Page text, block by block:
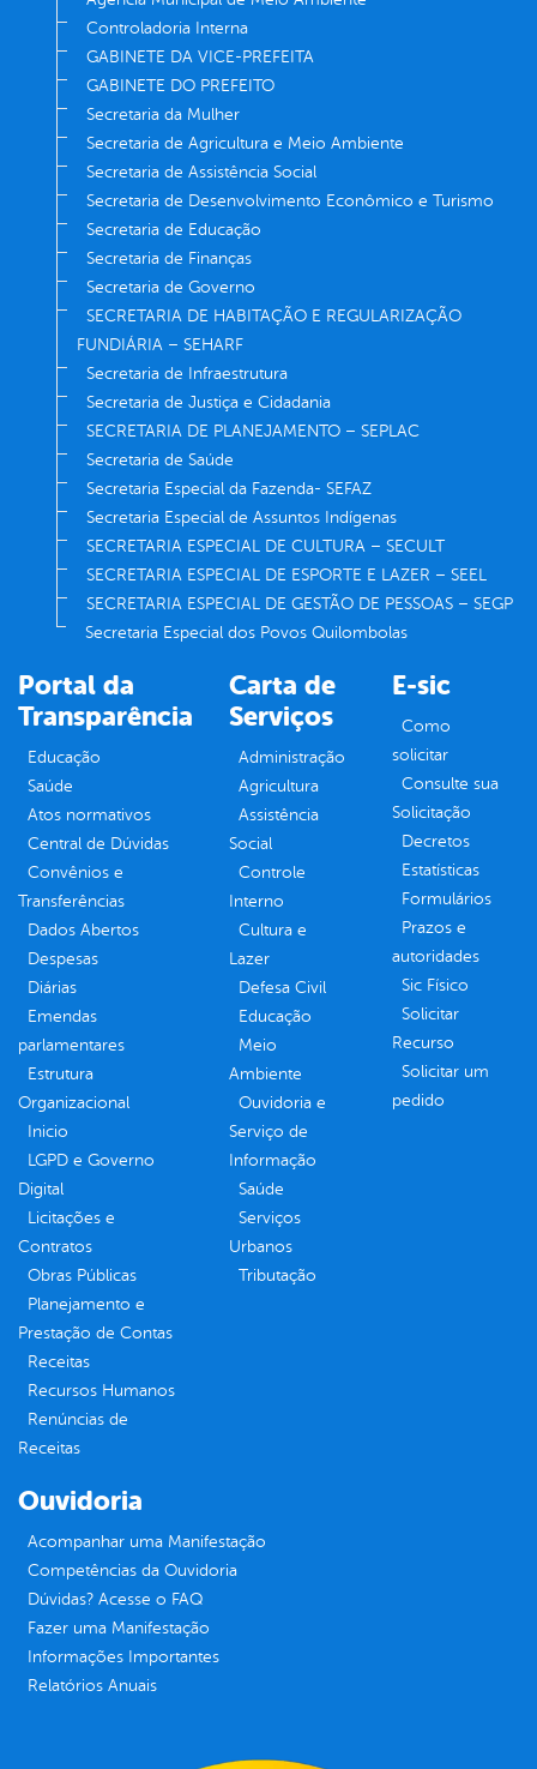
Controladoria Interna
GABINETE DA VICE-PREFEITA
GABINETE DO PREFEITO
Secretaria da Mulher
Secretaria de Agricultura e Meio Ambiente
Secretaria de Assistência Social
Secretaria de Desenvolvimento Econômico e Turismo
Secretaria de Educação
Secretaria de Finanças
Secretaria de Governo
SECRETARIA DE HABITAÇÃO E REGULARIZAÇÃO
FUNDIÁRIA – SEHARF
Secretaria de Infraestrutura
Secretaria de Justiça e Cidadania
SECRETARIA DE PLANEJAMENTO – SEPLAC
Secretaria de Saúde
Secretaria Especial da Fazenda- SEFAZ
Secretaria Especial de Assuntos Indígenas
SECRETARIA ESPECIAL DE CULTURA – SECULT
SECRETARIA ESPECIAL DE ESPORTE E LAZER – SEEL
SECRETARIA ESPECIAL DE GESTÃO DE PESSOAS – SEGP
Secretaria Especial dos Povos Quilombolas
Portal da
Transparência
Educação
Saúde
Atos normativos
Central de Dúvidas
Convênios e
Transferências
Dados Abertos
Despesas
Diárias
Emendas
parlamentares
Estrutura
Organizacional
Inicio
LGPD e Governo
Digital
Licitações e
Contratos
Obras Públicas
Planejamento e
Prestação de Contas
Receitas
Recursos Humanos
Renúncias de
Receitas
Carta de
Serviços
Administração
Agricultura
Assistência
Social
Controle
Interno
Cultura e
Lazer
Defesa Civil
Educação
Meio
Ambiente
Ouvidoria e
Serviço de
Informação
Saúde
Serviços
Urbanos
Tributação
E-sic
Como
solicitar
Consulte sua
Solicitação
Decretos
Estatísticas
Formulários
Prazos e
autoridades
Sic Físico
Solicitar
Recurso
Solicitar um
pedido
Ouvidoria
Acompanhar uma Manifestação
Competências da Ouvidoria
Dúvidas? Acesse o FAQ
Fazer uma Manifestação
Informações Importantes
Relatórios Anuais